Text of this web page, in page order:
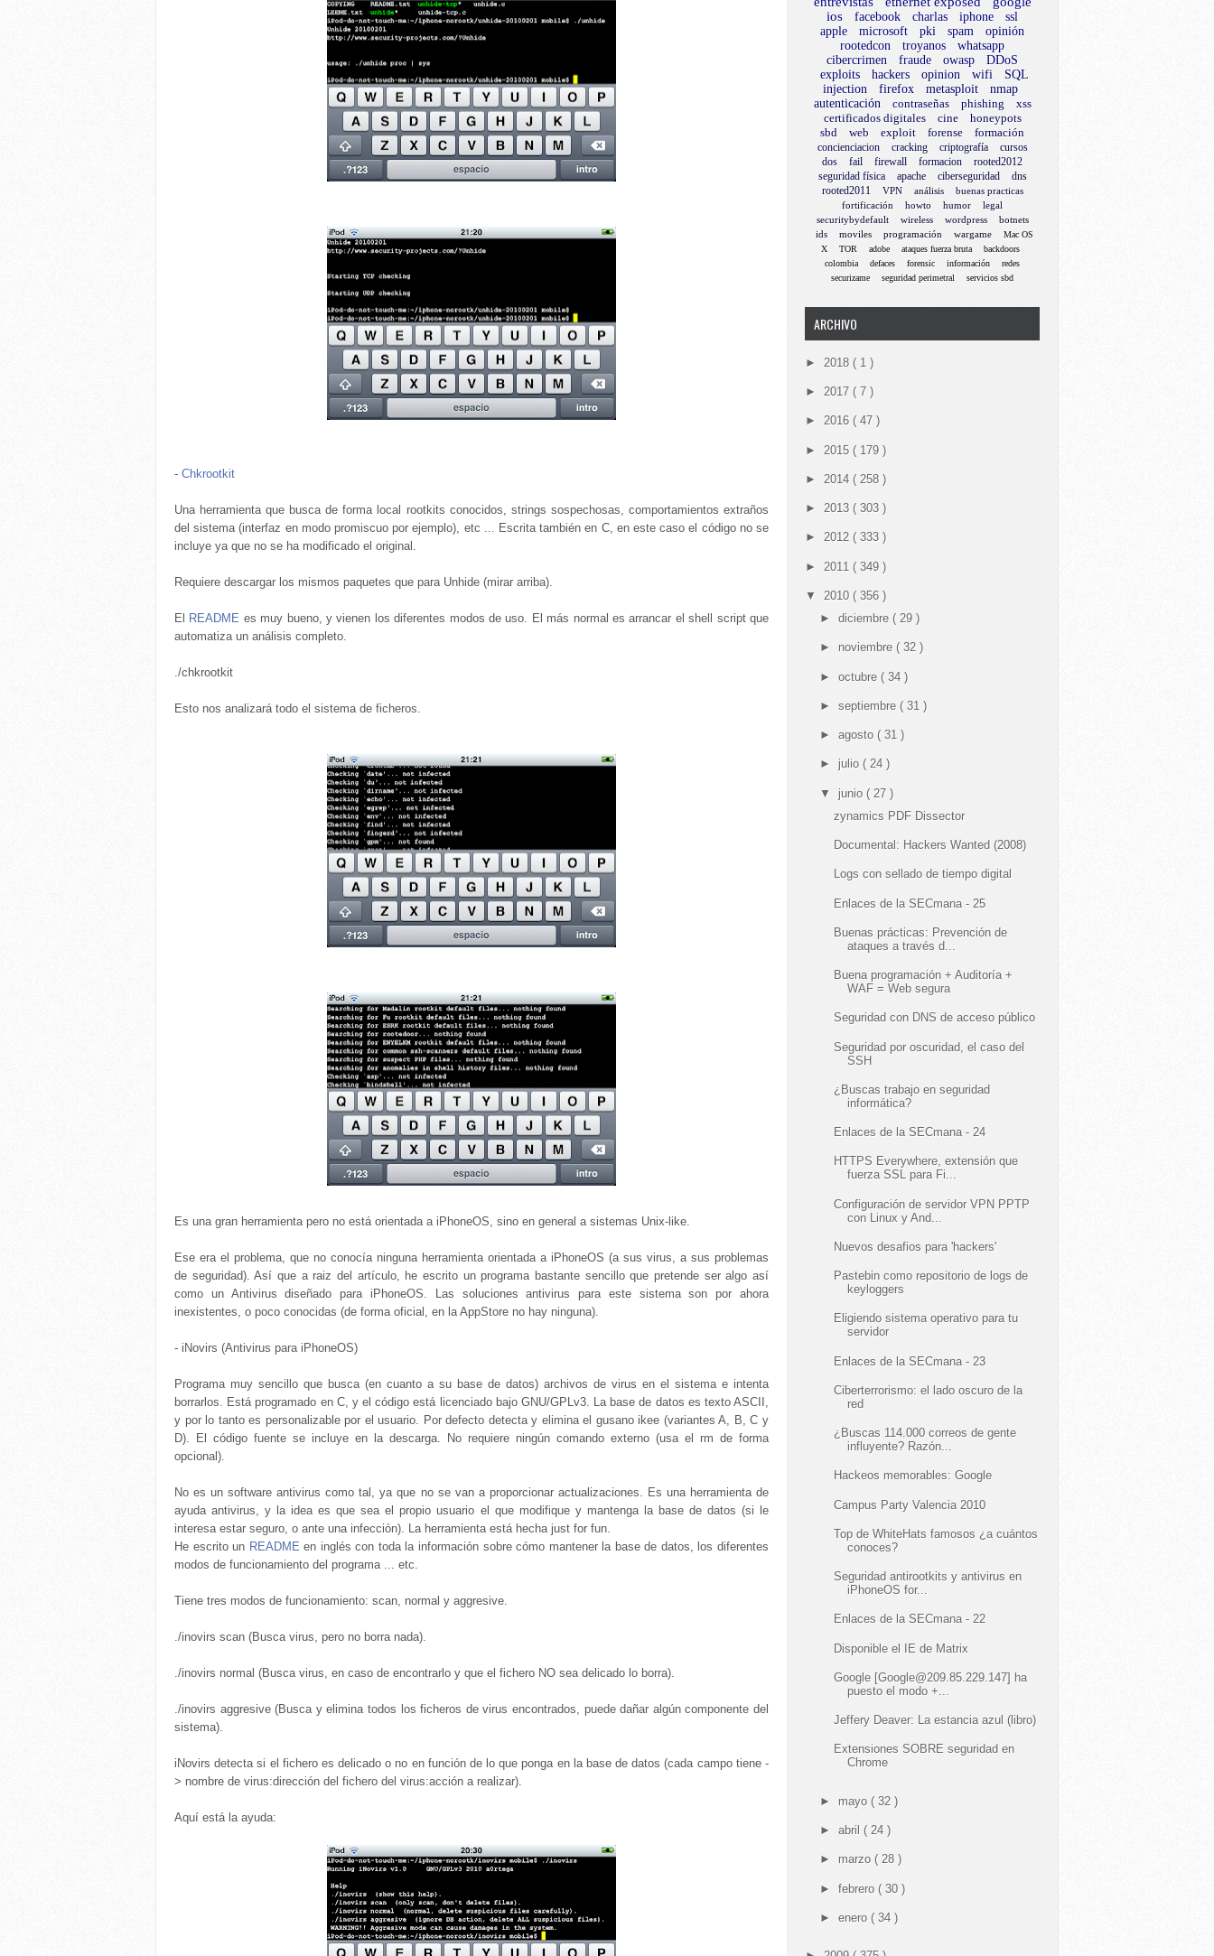
- Chkrootkit
Una herramienta que busca de forma local rootkits conocidos, strings sospechosas, comportamientos extraños
del sistema (interfaz en modo promiscuo por ejemplo), etc ... Escrita también en C, en este caso el código no se
incluye ya que no se ha modificado el original.
Requiere descargar los mismos paquetes que para Unhide (mirar arriba).
El README es muy bueno, y vienen los diferentes modos de uso. El más normal es arrancar el shell script que
automatiza un análisis completo.
./chkrootkit
Esto nos analizará todo el sistema de ficheros.
Es una gran herramienta pero no está orientada a iPhoneOS, sino en general a sistemas Unix-like.
Ese era el problema, que no conocía ninguna herramienta orientada a iPhoneOS (a sus virus, a sus problemas
de seguridad). Así que a raiz del artículo, he escrito un programa bastante sencillo que pretende ser algo así
como un Antivirus diseñado para iPhoneOS. Las soluciones antivirus para este sistema son por ahora
inexistentes, o poco conocidas (de forma oficial, en la AppStore no hay ninguna).
- iNovirs (Antivirus para iPhoneOS)
Programa muy sencillo que busca (en cuanto a su base de datos) archivos de virus en el sistema e intenta
borrarlos. Está programado en C, y el código está licenciado bajo GNU/GPLv3. La base de datos es texto ASCII,
y por lo tanto es personalizable por el usuario. Por defecto detecta y elimina el gusano ikee (variantes A, B, C y
D). El código fuente se incluye en la descarga. No requiere ningún comando externo (usa el rm de forma
opcional).
No es un software antivirus como tal, ya que no se van a proporcionar actualizaciones. Es una herramienta de
ayuda antivirus, y la idea es que sea el propio usuario el que modifique y mantenga la base de datos (si le
interesa estar seguro, o ante una infección). La herramienta está hecha just for fun.
He escrito un README en inglés con toda la información sobre cómo mantener la base de datos, los diferentes
modos de funcionamiento del programa ... etc.
Tiene tres modos de funcionamiento: scan, normal y aggresive.
./inovirs scan (Busca virus, pero no borra nada).
./inovirs normal (Busca virus, en caso de encontrarlo y que el fichero NO sea delicado lo borra).
./inovirs aggresive (Busca y elimina todos los ficheros de virus encontrados, puede dañar algún componente del
sistema).
iNovirs detecta si el fichero es delicado o no en función de lo que ponga en la base de datos (cada campo tiene -
> nombre de virus:dirección del fichero del virus:acción a realizar).
Aquí está la ayuda:
ios
facebook charlas iphone
ssl
apple
microsoft pki spam
opinión
rootedcon
troyanos
whatsapp
cibercrimen
fraude owasp
DDoS
exploits
hackers opinion wifi
SQL
injection
firefox metasploit
nmap
autenticación
contraseñas phishing
xss
certificados digitales
cine
honeypots
sbd
web exploit forense formación
concienciacion cracking criptografía
cursos
dos
fail firewall formacion
rooted2012
seguridad física
apache ciberseguridad
dns
rooted2011
VPN análisis
buenas practicas
fortificación
howto humor
legal
securitybydefault
wireless wordpress
botnets
ids
moviles programación wargame
Mac OS
X
TOR adobe ataques fuerza bruta
backdoors
colombia
defaces forensic información
redes
securizame
seguridad perimetral servicios sbd
ARCHIVO
► 2018 ( 1 )
► 2017 ( 7 )
► 2016 ( 47 )
► 2015 ( 179 )
► 2014 ( 258 )
► 2013 ( 303 )
► 2012 ( 333 )
► 2011 ( 349 )
▼ 2010 ( 356 )
► diciembre ( 29 )
► noviembre ( 32 )
► octubre ( 34 )
► septiembre ( 31 )
► agosto ( 31 )
► julio ( 24 )
▼ junio ( 27 )
zynamics PDF Dissector
Documental: Hackers Wanted (2008)
Logs con sellado de tiempo digital
Enlaces de la SECmana - 25
Buenas prácticas: Prevención de
ataques a través d...
Buena programación + Auditoría +
WAF = Web segura
Seguridad con DNS de acceso público
Seguridad por oscuridad, el caso del
SSH
¿Buscas trabajo en seguridad
informática?
Enlaces de la SECmana - 24
HTTPS Everywhere, extensión que
fuerza SSL para Fi...
Configuración de servidor VPN PPTP
con Linux y And...
Nuevos desafios para 'hackers'
Pastebin como repositorio de logs de
keyloggers
Eligiendo sistema operativo para tu
servidor
Enlaces de la SECmana - 23
Ciberterrorismo: el lado oscuro de la
red
¿Buscas 114.000 correos de gente
influyente? Razón...
Hackeos memorables: Google
Campus Party Valencia 2010
Top de WhiteHats famosos ¿a cuántos
conoces?
Seguridad antirootkits y antivirus en
iPhoneOS for...
Enlaces de la SECmana - 22
Disponible el IE de Matrix
Google [Google@209.85.229.147] ha
puesto el modo +...
Jeffery Deaver: La estancia azul (libro)
Extensiones SOBRE seguridad en
Chrome
► mayo ( 32 )
► abril ( 24 )
► marzo ( 28 )
► febrero ( 30 )
► enero ( 34 )